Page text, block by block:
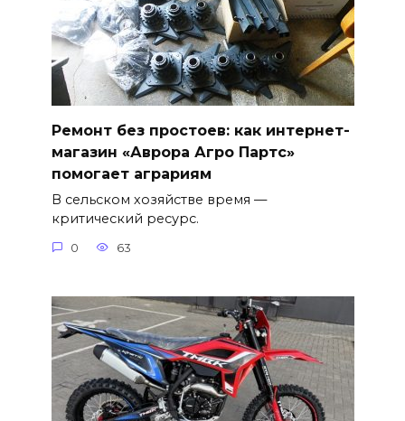
Ремонт без простоев: как интернет-
магазин «Аврора Агро Партс»
помогает аграриям
В сельском хозяйстве время —
критический ресурс.
0 63